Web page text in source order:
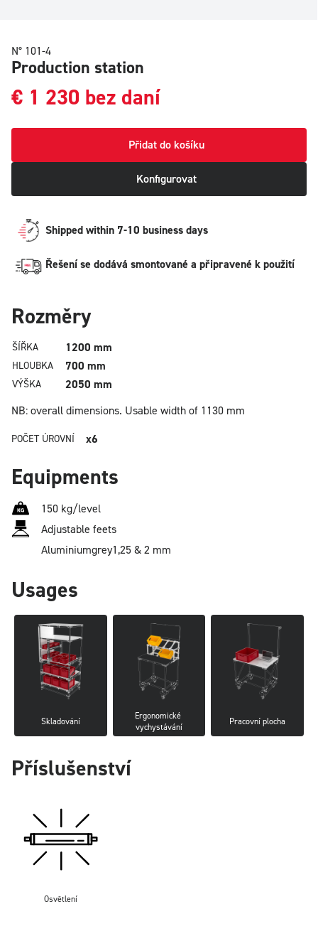
N° 101-4
Production station
€ 1 230 bez daní
Přidat do košíku
Konfigurovat
Shipped within 7-10 business days
Řešení se dodává smontované a připravené k použití
Rozměry
ŠÍŘKA 1200 mm
HLOUBKA 700 mm
VÝŠKA
2050 mm
NB: overall dimensions. Usable width of 1130 mm
POČET ÚROVNÍ x6
Equipments
150 kg/level
Adjustable feets
Aluminiumgrey1,25 & 2 mm
Usages
Skladování
Ergonomické
vychystávání
Pracovní plocha
Příslušenství
Osvětlení